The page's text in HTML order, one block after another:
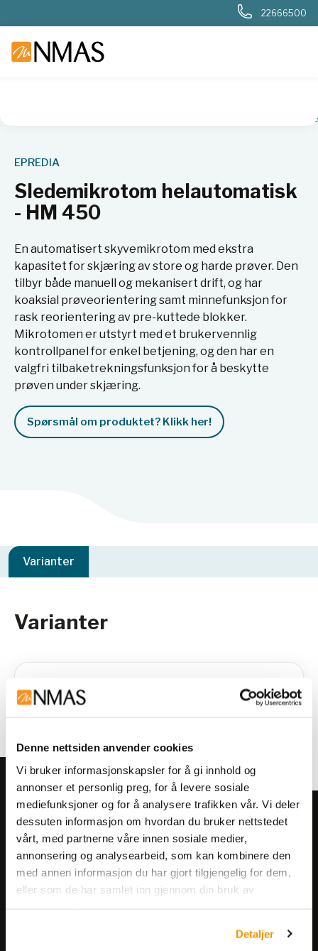
Denne nettsiden anvender cookies
Vi bruker informasjonskapsler for å gi innhold og
annonser et personlig preg, for å levere sosiale
mediefunksjoner og for å analysere trafikken vår. Vi deler
dessuten informasjon om hvordan du bruker nettstedet
vårt, med partnerne våre innen sosiale medier,
annonsering og analysearbeid, som kan kombinere den
med annen informasjon du har gjort tilgjengelig for dem,
eller som de har samlet inn gjennom din bruk av
Detaljer
22666500
EPREDIA
Sledemikrotom helautomatisk
- HM 450
En automatisert skyvemikrotom med ekstra
kapasitet for skjæring av store og harde prøver. Den
tilbyr både manuell og mekanisert drift, og har
koaksial prøveorientering samt minnefunksjon for
rask reorientering av pre-kuttede blokker.
Mikrotomen er utstyrt med et brukervennlig
kontrollpanel for enkel betjening, og den har en
valgfri tilbaketrekningsfunksjon for å beskytte
prøven under skjæring.
Spørsmål om produktet? Klikk her!
Varianter
Varianter
Meld deg på vårt nyhetsbrev!
Få informasjon om produkter,
arrangementer og kampanjer.